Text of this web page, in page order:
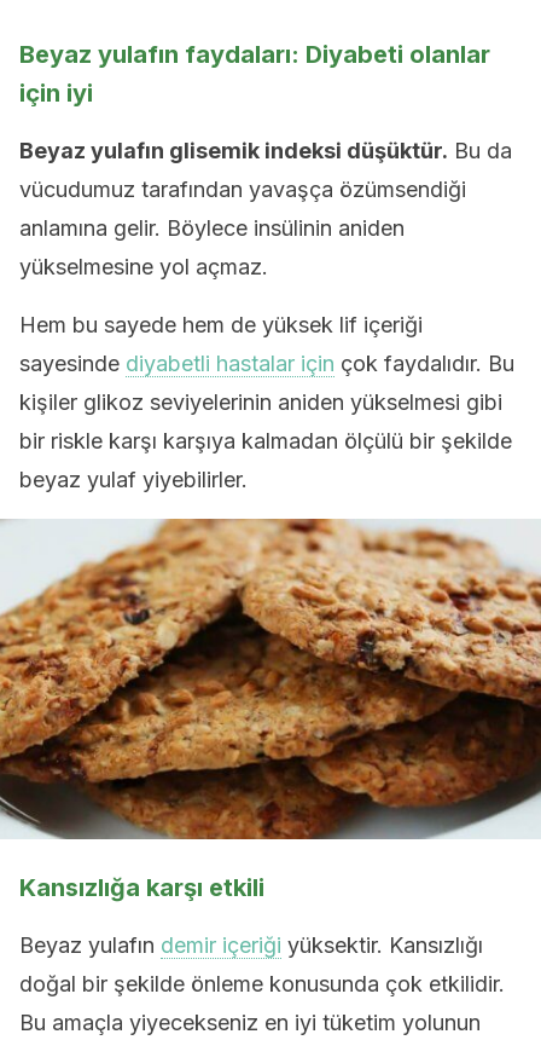
Beyaz yulafın faydaları: Diyabeti olanlar
için iyi
Beyaz yulafın glisemik indeksi düşüktür. Bu da
vücudumuz tarafından yavaşça özümsendiği
anlamına gelir. Böylece insülinin aniden
yükselmesine yol açmaz.
Hem bu sayede hem de yüksek lif içeriği
sayesinde diyabetli hastalar için çok faydalıdır. Bu
kişiler glikoz seviyelerinin aniden yükselmesi gibi
bir riskle karşı karşıya kalmadan ölçülü bir şekilde
beyaz yulaf yiyebilirler.
Kansızlığa karşı etkili
Beyaz yulafın demir içeriği yüksektir. Kansızlığı
doğal bir şekilde önleme konusunda çok etkilidir.
Bu amaçla yiyecekseniz en iyi tüketim yolunun